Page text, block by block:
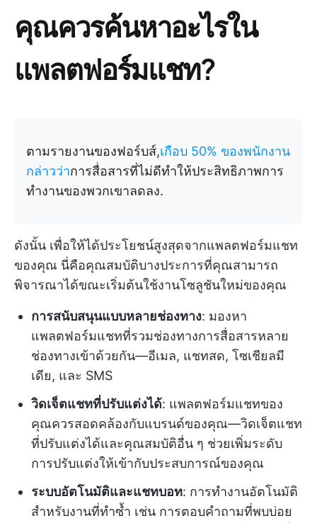
คุณควรค้นหาอะไรใน
แพลตฟอร์มแชท?
ตามรายงานของฟอร์บส์,เกือบ 50% ของพนักงาน
กล่าวว่าการสื่อสารที่ไม่ดีทำให้ประสิทธิภาพการ
ทำงานของพวกเขาลดลง.
ดังนั้น เพื่อให้ได้ประโยชน์สูงสุดจากแพลตฟอร์มแชท
ของคุณ นี่คือคุณสมบัติบางประการที่คุณสามารถ
พิจารณาได้ขณะเริ่มต้นใช้งานโซลูชันใหม่ของคุณ
การสนับสนุนแบบหลายช่องทาง: มองหา
แพลตฟอร์มแชทที่รวมช่องทางการสื่อสารหลาย
ช่องทางเข้าด้วยกัน—อีเมล, แชทสด, โซเชียลมี
เดีย, และ SMS
วิดเจ็ตแชทที่ปรับแต่งได้: แพลตฟอร์มแชทของ
คุณควรสอดคล้องกับแบรนด์ของคุณ—วิดเจ็ตแชท
ที่ปรับแต่งได้และคุณสมบัติอื่น ๆ ช่วยเพิ่มระดับ
การปรับแต่งให้เข้ากับประสบการณ์ของคุณ
ระบบอัตโนมัติและแชทบอท: การทำงานอัตโนมัติ
สำหรับงานที่ทำซ้ำ เช่น การตอบคำถามที่พบบ่อย